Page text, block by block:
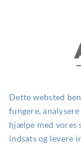
Dette websted
fungere,
hjælpe med vores
indsats og levere